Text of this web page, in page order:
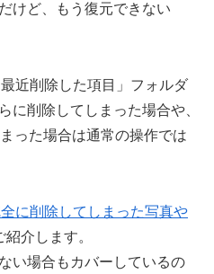
けど、もう復元できない
近削除した項目」フォルダ
に削除してしまった場合や、
った場合は通常の操作では
に削除してしまった写真や
紹介します。
い場合もカバーしているの